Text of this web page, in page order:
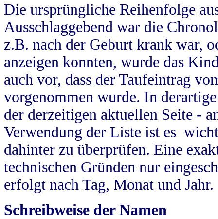
Die ursprüngliche Reihenfolge
Ausschlaggebend war die
z.B. nach der Geburt krank war,
anzeigen konnten, wurde das
auch vor, dass der Taufeintrag
vorgenommen wurde. In
der derzeitigen aktuellen Seite -
Verwendung der Liste ist es
dahinter zu überprüfen. Eine
technischen Gründen nur
erfolgt nach Tag, Monat und Jahr.
Schreibweise der Namen